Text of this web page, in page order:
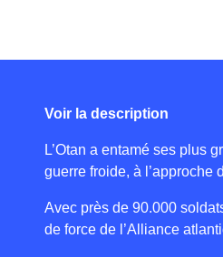
Voir la description
L’Otan a entamé ses plus
guerre froide, à l’approche
Avec près de 90.000
de force de l’Alliance